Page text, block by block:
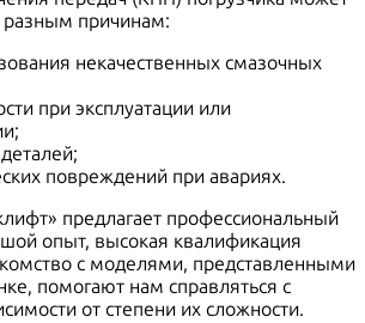
разным причинам:
некачественных смазочных
при эксплуатации или
повреждений при авариях.
предлагает профессиональный
опыт, высокая квалификация
с моделями, представленными
помогают нам справляться с
от степени их сложности.